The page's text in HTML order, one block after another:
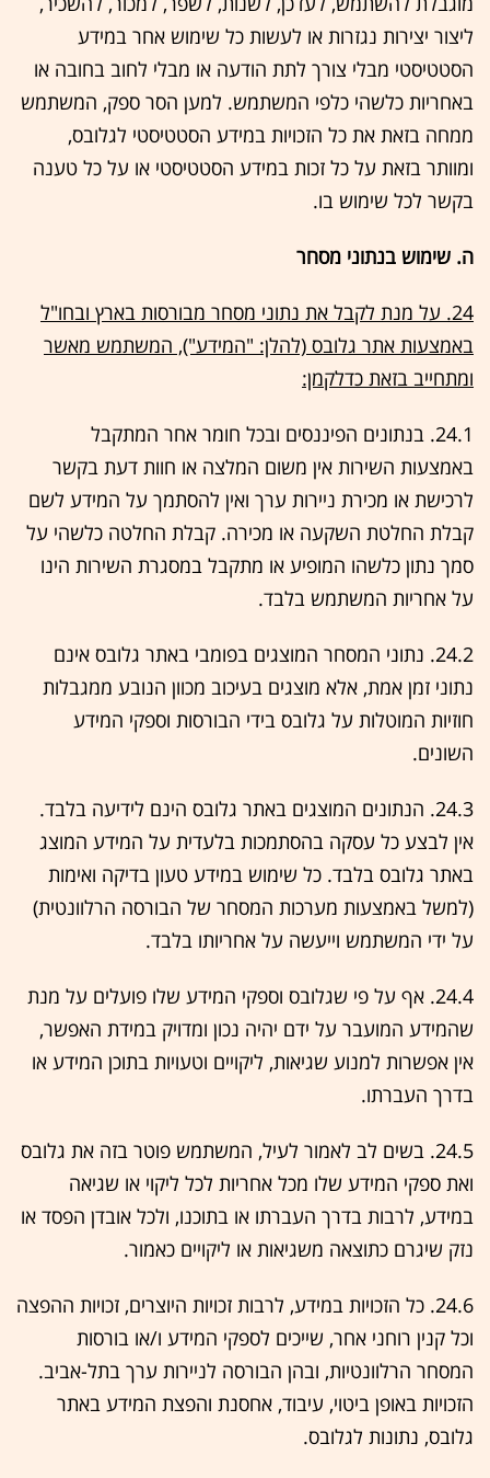
ליצור יצירות נגזרות או לעשות כל שימוש אחר במידע
הסטטיסטי מבלי צורך לתת הודעה או מבלי לחוב בחובה או
באחריות כלשהי כלפי המשתמש. למען הסר ספק, המשתמש
ממחה בזאת את כל הזכויות במידע הסטטיסטי לגלובס,
ומוותר בזאת על כל זכות במידע הסטטיסטי או על כל טענה
בקשר לכל שימוש בו.
ה. שימוש בנתוני מסחר
24. על מנת לקבל את נתוני מסחר מבורסות בארץ ובחו"ל
באמצעות אתר גלובס (להלן: "המידע"), המשתמש מאשר
ומתחייב בזאת כדלקמן:
24.1. בנתונים הפיננסים ובכל חומר אחר המתקבל
באמצעות השירות אין משום המלצה או חוות דעת בקשר
לרכישת או מכירת ניירות ערך ואין להסתמך על המידע לשם
קבלת החלטת השקעה או מכירה. קבלת החלטה כלשהי על
סמך נתון כלשהו המופיע או מתקבל במסגרת השירות הינו
על אחריות המשתמש בלבד.
24.2. נתוני המסחר המוצגים בפומבי באתר גלובס אינם
נתוני זמן אמת, אלא מוצגים בעיכוב מכוון הנובע ממגבלות
חוזיות המוטלות על גלובס בידי הבורסות וספקי המידע
השונים.
24.3. הנתונים המוצגים באתר גלובס הינם לידיעה בלבד.
אין לבצע כל עסקה בהסתמכות בלעדית על המידע המוצג
באתר גלובס בלבד. כל שימוש במידע טעון בדיקה ואימות
(למשל באמצעות מערכות המסחר של הבורסה הרלוונטית)
על ידי המשתמש וייעשה על אחריותו בלבד.
24.4. אף על פי שגלובס וספקי המידע שלו פועלים על מנת
שהמידע המועבר על ידם יהיה נכון ומדויק במידת האפשר,
אין אפשרות למנוע שגיאות, ליקויים וטעויות בתוכן המידע או
בדרך העברתו.
24.5. בשים לב לאמור לעיל, המשתמש פוטר בזה את גלובס
ואת ספקי המידע שלו מכל אחריות לכל ליקוי או שגיאה
במידע, לרבות בדרך העברתו או בתוכנו, ולכל אובדן הפסד או
נזק שיגרם כתוצאה משגיאות או ליקויים כאמור.
24.6. כל הזכויות במידע, לרבות זכויות היוצרים, זכויות ההפצה
וכל קנין רוחני אחר, שייכים לספקי המידע ו/או בורסות
המסחר הרלוונטיות, ובהן הבורסה לניירות ערך בתל-אביב.
הזכויות באופן ביטוי, עיבוד, אחסנת והפצת המידע באתר
גלובס, נתונות לגלובס.